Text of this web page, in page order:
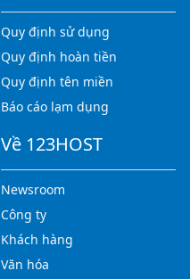
Quy định sử dụng
Quy định hoàn tiền
Quy định tên miền
Báo cáo lạm dụng
Về 123HOST
Newsroom
Công ty
Khách hàng
Văn hóa